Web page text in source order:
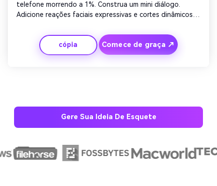
telefone morrendo a 1%. Construa um mini diálogo.
Adicione reações faciais expressivas e cortes dinâmicos.
Feche com um tom otimista encorajando a risada e a
relatabilidade para o seu público.
cópia Comece de graça ↗
Gere Sua Ideia De Esquete
Crie imagens com